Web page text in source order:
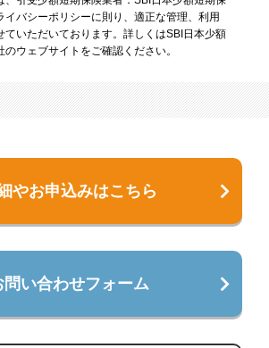
イバシーポリシーに則り、適正な管理、利用
ていただいております。詳しくはSBI日本少額
ウェブサイトをご確認ください。
やお申込みはこちら
問い合わせフォーム